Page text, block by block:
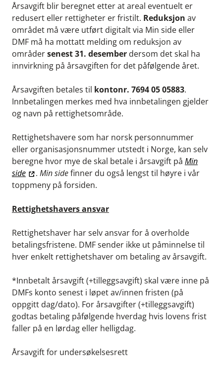
Årsavgift blir beregnet etter at areal eventuelt er
redusert eller rettigheter er fristilt. Reduksjon av
området må være utført digitalt via Min side eller
DMF må ha mottatt melding om reduksjon av
områdersenest 31. desember dersom det skal ha
innvirkning på årsavgiften for det påfølgende året.
Årsavgiften betales til kontonr. 7694 05 05883.
Innbetalingen merkes med hva innbetalingen gjelder
og navn på rettighetsområde.
Rettighetshavere som har norsk personnummer
eller organisasjonsnummer utstedt i Norge, kan selv
beregne hvor mye de skal betale i årsavgift på Min
side
. Min sidefinner du også lengst til høyre i vår
toppmeny på forsiden.
Rettighetshavers ansvar
Rettighetshaver har selv ansvar for å overholde
betalingsfristene. DMF sender ikke ut påminnelse til
hver enkelt rettighetshaver om betaling av årsavgift.
*Innbetalt årsavgift (+tilleggsavgift) skal være inne på
DMFs konto senest i løpet av/innen fristen (på
oppgitt dag/dato). For årsavgifter (+tilleggsavgift)
godtas betaling påfølgende hverdag hvis lovens frist
faller på en lørdag eller helligdag.
Årsavgift for undersøkelsesrett